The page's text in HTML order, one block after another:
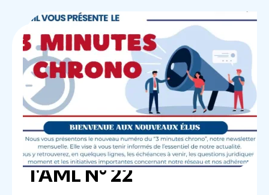
Retour aux actualités
Vie de l'association Publié le 30 Avril 2026
3 minutes chrono de
l'AML N° 22